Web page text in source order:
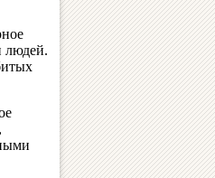
людей.